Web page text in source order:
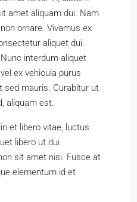
amet aliquam dui. Nam
ornare. Vivamus ex
aliquet dui.
interdum aliquet
ex vehicula purus
sed mauris. Curabitur ut
aliquam est.
et libero vitae, luctus
libero ut dui
sit amet nisi. Fusce at
elementum id et